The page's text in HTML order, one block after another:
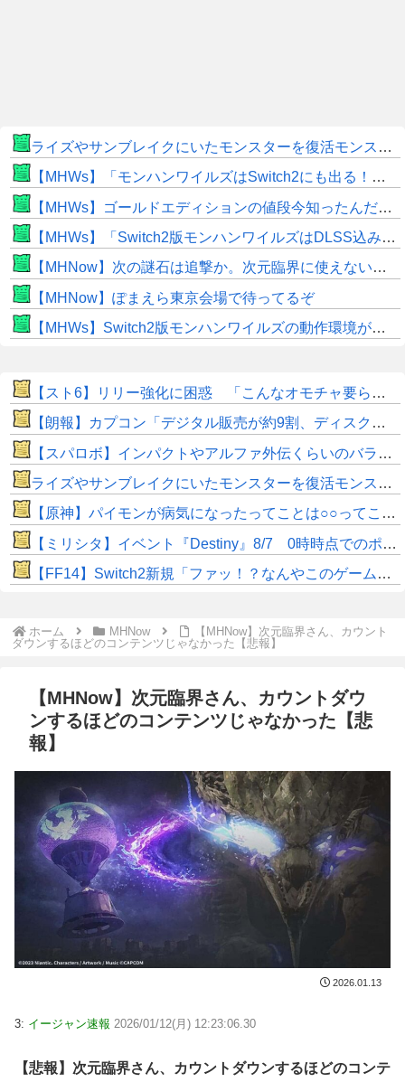
ライズやサンブレイクにいたモンスターを復活モンスターと呼ぶのはやめよう
【MHWs】「モンハンワイルズはSwitch2にも出る！」👈こいつにかけたい言葉ｗｗｗｗｗｗｗｗｗ
【MHWs】ゴールドエディションの値段今知ったんだけどやっっっっっっすwwwww
【MHWs】「Switch2版モンハンワイルズはDLSS込みで最大1440p動作」
【MHNow】次の謎石は追撃か。次元臨界に使えない時点で闘気活性以下のスキルだわ
【MHNow】ぽまえら東京会場で待ってるぞ
【MHWs】Switch2版モンハンワイルズの動作環境が判明！
【スト6】リリー強化に困惑 「こんなオモチャ要らない」「真っ当な強化が欲しい」
【朗報】カプコン「デジタル販売が約9割、ディスク市場縮小の大きな影響は想定していない」
【スパロボ】インパクトやアルファ外伝くらいのバランス求む！！ → インパクトも最終的にはコアブースターで雑魚は一撃で倒せてたけどね
ライズやサンブレイクにいたモンスターを復活モンスターと呼ぶのはやめよう
【原神】パイモンが病気になったってことは○○ってこと⁉
【ミリシタ】イベント『Destiny』8/7 0時時点でのポイント、ハイスコアのボーダー
【FF14】Switch2新規「ファッ！？なんやこのゲームゥ…お使いばっかやんけw」←お使いを愛してからが本当の光の戦士なんだがw
ホーム MHNow
【MHNow】次元臨界さん、カウント
ダウンするほどのコンテンツじゃなかった【悲報】
【MHNow】次元臨界さん、カウントダウ
ンするほどのコンテンツじゃなかった【悲
報】
2026.01.13
3: イージャン速報 2026/01/12(月) 12:23:06.30
【悲報】次元臨界さん、カウントダウンするほどのコンテ